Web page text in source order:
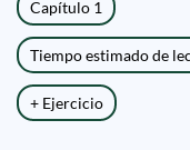
Capítulo 1
Tiempo estimado de
+ Ejercicio